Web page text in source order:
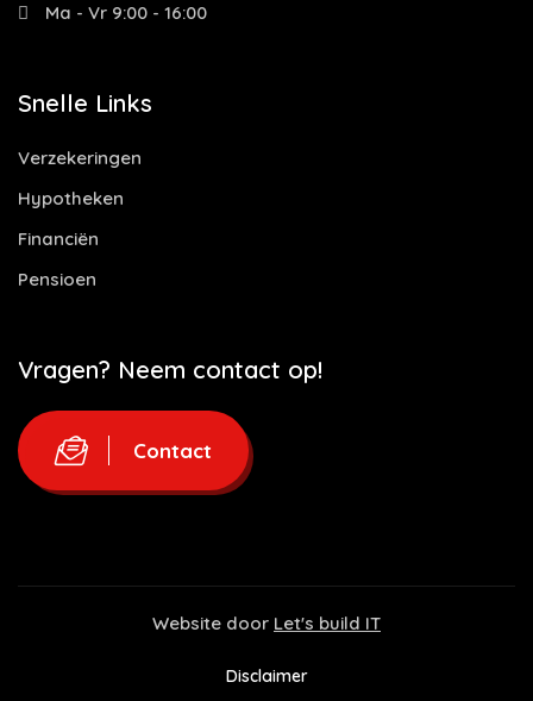
Ma - Vr 9:00 - 16:00
Snelle Links
Verzekeringen
Hypotheken
Financiën
Pensioen
Vragen? Neem contact op!
Contact
Website door Let's build IT
Disclaimer